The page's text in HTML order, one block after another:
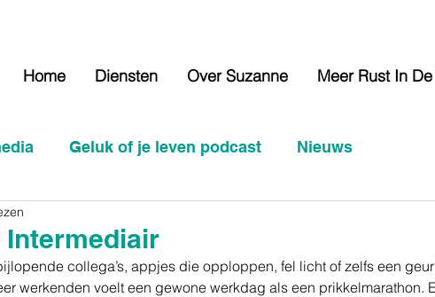
Home Diensten Over Suzanne Meer Rust In De
Geluk of je leven podcast Nieuws
Intermediair
collega’s, appjes die opploppen, fel licht of zelfs een
werkenden voelt een gewone werkdag als een prikkelmarathon.